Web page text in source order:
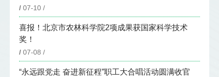
/ 07-10 /
喜报！北京市农林科学院2项成果获国家科学技术
奖！
/ 07-08 /
“永远跟党走 奋进新征程”职工大合唱活动圆满收官